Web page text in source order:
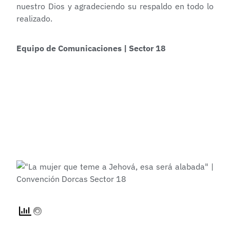
nuestro Dios y agradeciendo su respaldo en todo lo
realizado.
Equipo de Comunicaciones | Sector 18